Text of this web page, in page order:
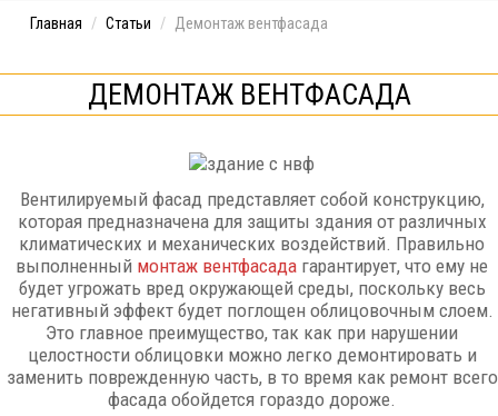
Главная / Статьи / Демонтаж вентфасада
ДЕМОНТАЖ ВЕНТФАСАДА
Вентилируемый фасад представляет собой конструкцию,
которая предназначена для защиты здания от различных
климатических и механических воздействий. Правильно
выполненный монтаж вентфасада гарантирует, что ему не
будет угрожать вред окружающей среды, поскольку весь
негативный эффект будет поглощен облицовочным слоем.
Это главное преимущество, так как при нарушении
целостности облицовки можно легко демонтировать и
заменить поврежденную часть, в то время как ремонт всего
фасада обойдется гораздо дороже.